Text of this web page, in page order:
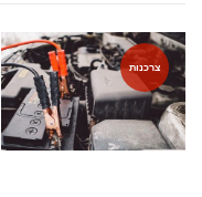
צרכנות